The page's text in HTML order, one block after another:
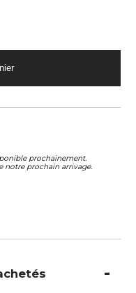
prochainement.
notre prochain arrivage.